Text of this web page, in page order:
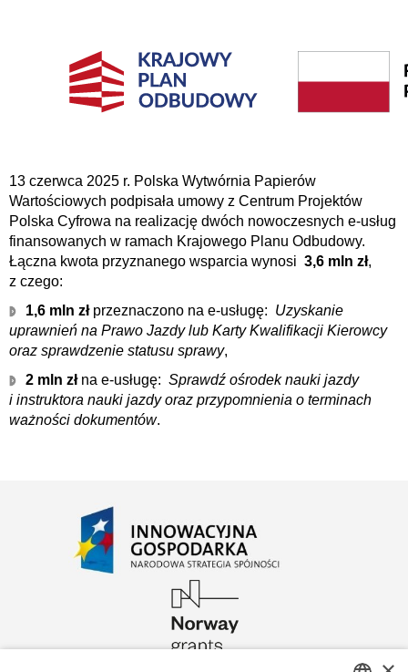
13 czerwca 2025 r. Polska Wytwórnia Papierów
Wartościowych podpisała umowy z Centrum Projektów
Polska Cyfrowa na realizację dwóch nowoczesnych e-usług
finansowanych w ramach Krajowego Planu Odbudowy.
Łączna kwota przyznanego wsparcia wynosi 3,6 mln zł,
z czego:
1,6 mln złprzeznaczono na e-usługę: Uzyskanie
uprawnień na Prawo Jazdy lub Karty Kwalifikacji Kierowcy
oraz sprawdzenie statusu sprawy,
2 mln złna e-usługę: Sprawdź ośrodek nauki jazdy
i instruktora nauki jazdy oraz przypomnienia o terminach
ważności dokumentów.